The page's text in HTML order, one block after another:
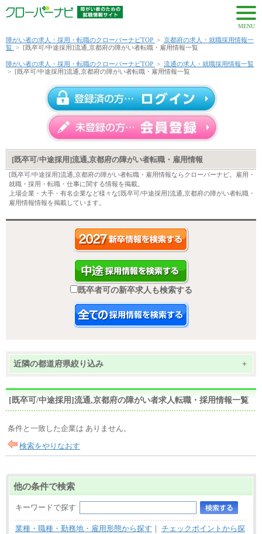
MENU
障がい者の求人・採用・転職のクローバーナビTOP > 京都府の求人・就職採用情報一
覧 > [既卒可/中途採用]流通,京都府の障がい者転職・雇用情報一覧
障がい者の求人・採用・転職のクローバーナビTOP > 流通の求人・就職採用情報一覧
> [既卒可/中途採用]流通,京都府の障がい者転職・雇用情報一覧
[既卒可/中途採用]流通,京都府の障がい者転職・雇用情報
[既卒可/中途採用]流通,京都府の障がい者転職・雇用情報ならクローバーナビ。雇用・
就職・採用・転職・仕事に関する情報を掲載。
上場企業・大手・有名企業など様々な[既卒可/中途採用]流通,京都府の障がい者転職・
雇用情報情報を掲載しています。
既卒者可の新卒求人も検索する
近隣の都道府県絞り込み +
[既卒可/中途採用]流通,京都府の障がい者求人転職・採用情報一覧
条件と一致した企業は ありません。
検索をやりなおす
他の条件で検索
キーワードで探す
業種・職種・勤務地・雇用形態から探す ｜ チェックポイントから探